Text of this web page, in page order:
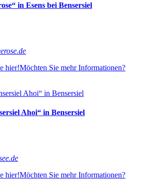
in Esens bei Bensersiel
hier!Möchten Sie mehr Informationen?
Ahoi“ in Bensersiel
hier!Möchten Sie mehr Informationen?